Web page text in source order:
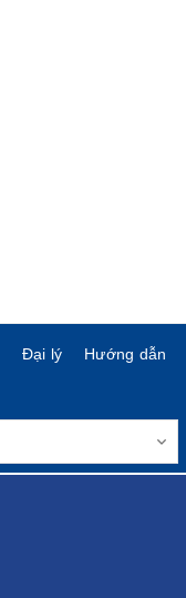
Đại lý
Hướng dẫn